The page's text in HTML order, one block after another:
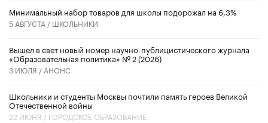
Минимальный набор товаров для школы подорожал на 6,3%
5 АВГУСТА / ШКОЛЬНИКИ
Вышел в свет новый номер научно-публицистического журнала
«Образовательная политика» № 2 (2026)
3 ИЮЛЯ / АНОНС
Школьники и студенты Москвы почтили память героев Великой
Отечественной войны
22 ИЮНЯ / ГОРОДСКОЕ ОБРАЗОВАНИЕ